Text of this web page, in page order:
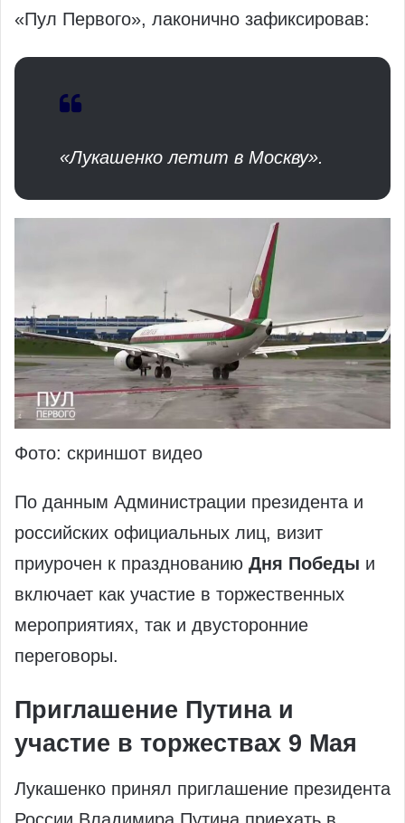
«Пул Первого», лаконично зафиксировав:
«Лукашенко летит в Москву».
Фото: скриншот видео
По данным Администрации президента и
российских официальных лиц, визит
приурочен к празднованию Дня Победы и
включает как участие в торжественных
мероприятиях, так и двусторонние
переговоры.
Приглашение Путина и
участие в торжествах 9 Мая
Лукашенко принял приглашение президента